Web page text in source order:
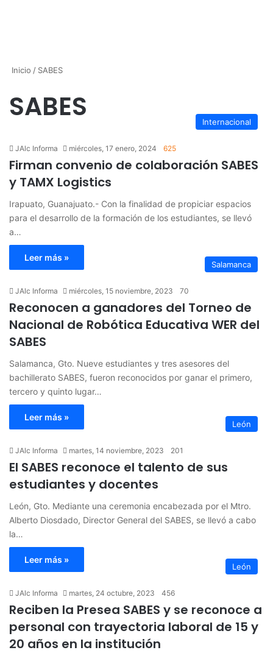
Inicio / SABES
SABES Internacional
JAlc Informa miércoles, 17 enero, 2024 625
Firman convenio de colaboración SABES
y TAMX Logistics
Irapuato, Guanajuato.- Con la finalidad de propiciar espacios
para el desarrollo de la formación de los estudiantes, se llevó
a…
Leer más »
Salamanca
JAlc Informa miércoles, 15 noviembre, 2023 70
Reconocen a ganadores del Torneo de
Nacional de Robótica Educativa WER del
SABES
Salamanca, Gto. Nueve estudiantes y tres asesores del
bachillerato SABES, fueron reconocidos por ganar el primero,
tercero y quinto lugar…
Leer más »
León
JAlc Informa martes, 14 noviembre, 2023 201
El SABES reconoce el talento de sus
estudiantes y docentes
León, Gto. Mediante una ceremonia encabezada por el Mtro.
Alberto Diosdado, Director General del SABES, se llevó a cabo
la…
Leer más »
León
JAlc Informa martes, 24 octubre, 2023 456
Reciben la Presea SABES y se reconoce a
personal con trayectoria laboral de 15 y
20 años en la institución